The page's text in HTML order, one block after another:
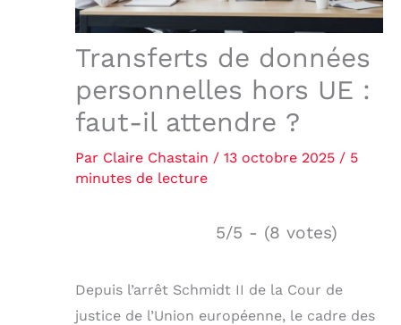
Transferts de données
personnelles hors UE :
faut-il attendre ?
Par Claire Chastain / 13 octobre 2025 / 5
minutes de lecture
5/5 - (8 votes)
Depuis l’arrêt Schmidt II de la Cour de
justice de l’Union européenne, le cadre des